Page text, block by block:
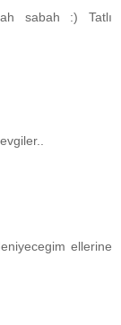
sabah :) Tatlı
ellerine